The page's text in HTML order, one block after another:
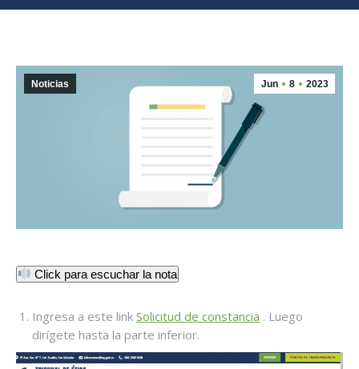
Jun 8 2023
Noticias
Click para escuchar la nota
Ingresa a este link Solicitud de constancia . Luego
dirígete hasta la parte inferior.